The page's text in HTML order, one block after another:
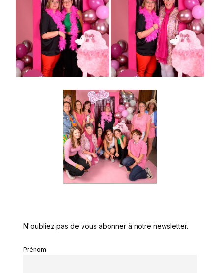
N'oubliez pas de vous abonner à notre newsletter.
Prénom